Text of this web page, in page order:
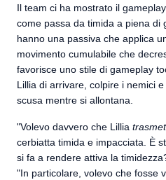
Il team ci ha mostrato il
come passa da timida a piena di
hanno una passiva che applica
movimento cumulabile che
favorisce uno stile di gameplay
Lillia di arrivare, colpire i nemici
scusa mentre si allontana.
"Volevo davvero che Lillia
cerbiatta timida e impacciata. È
si fa a rendere attiva la
"In particolare, volevo che fosse